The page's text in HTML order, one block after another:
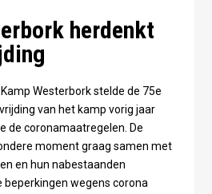
herdenkt
Westerbork stelde de 75e
van het kamp vorig jaar
de coronamaatregelen. De
moment graag samen met
en hun nabestaanden
beperkingen wegens corona